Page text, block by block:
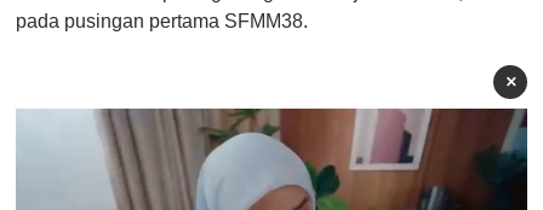
pada pusingan pertama SFMM38.
×